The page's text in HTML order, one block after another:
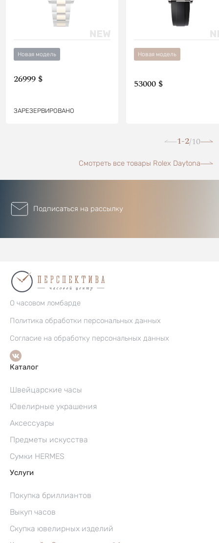
Новая модель
26999 $
ЗАРЕЗЕРВИРОВАНО
Новая модель
53000 $
1-2/10
Смотреть все товары Rolex Daytona
Подписаться на рассылку
О часовом ломбарде
Политика обработки персональных данных
Согласие на обработку персональных данных
Каталог
Швейцарские часы
Ювелирные украшения
Аксессуары
Предметы искусства
Сумки HERMES
Услуги
Покупка бриллиантов
Выкуп часов
Скупка ювелирных изделий